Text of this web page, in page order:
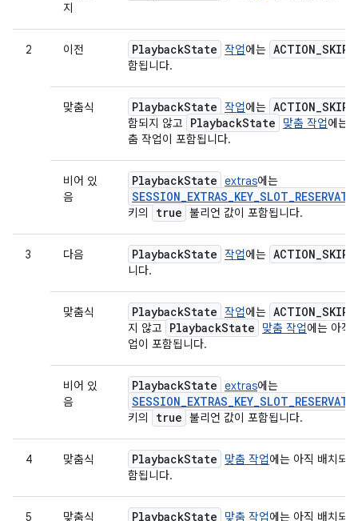
지
2 이전 PlaybackState 작업에는 ACTION_SKIP
함됩니다.
맞춤식 PlaybackState 작업에는 ACTION_SKIP
함되지 않고 PlaybackState 맞춤 작업에는
춤 작업이 포함됩니다.
비어 있
음
PlaybackState extras에는
키의 true 불리언 값이 포함됩니다.
3 다음 PlaybackState 작업에는 ACTION_SKIP
니다.
맞춤식 PlaybackState 작업에는 ACTION_SKIP
지 않고 PlaybackState 맞춤 작업에는 아직
업이 포함됩니다.
비어 있
음
PlaybackState extras에는
키의 true 불리언 값이 포함됩니다.
4 맞춤식 PlaybackState 맞춤 작업에는 아직 배치되
함됩니다.
5 맞춤식 PlaybackState 맞춤 작업에는 아직 배치되